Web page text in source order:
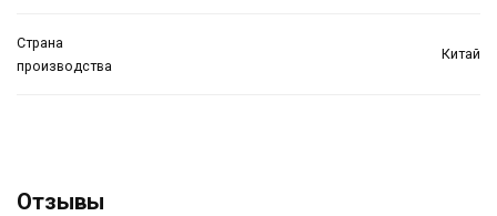
Страна
производства
Китай
Отзывы